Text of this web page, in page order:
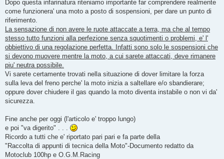
Dopo questa infarinatura riteniamo importante far comprendere realmente
come funzionera' una moto a posto di sospensioni, per dare un punto di
riferimento.
La sensazione di non avere le ruote attaccate a terra, ma che al tempo
stesso tutto funzioni alla perfezione senza squotimenti o problemi, e' l'
obbiettivo di una regolazione perfetta. Infatti sono solo le sospensioni che
si devono muovere mentre la moto, a cui sarete attaccati, deve rimanere
piu' neutra possibile.
Vi sarete certamente trovati nella situazione di dover limitare la forza
sulla leva del freno perche' la moto inizia a saltellare e/o sbandierare;
oppure dover chiudere il gas quando la moto diventa instabile o non vi da'
sicurezza.
Fine anche per oggi (l'articolo e' troppo lungo)
e poi "va digerito" . . .
Ricordo a tutti che e' riportato pari pari e fa parte della
"Raccolta di appunti di tecnica della Moto"-Documento redatto da
Motoclub 100hp e O.G.M.Racing